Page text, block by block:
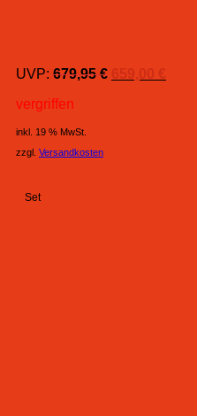
UVP: 679,95€ Ursprünglicher
659,00 €
vergriffen
inkl. 19 % MwSt.
zzgl. Versandkosten
Set